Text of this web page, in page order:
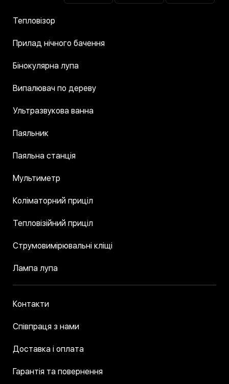
Тепловізор
Прилад нічного бачення
Бінокулярна лупа
Випалювач по дереву
Ультразвукова ванна
Паяльник
Паяльна станція
Мультиметр
Коліматорний приціл
Тепловізійний приціл
Струмовимірювальні кліщі
Лампа лупа
Контакти
Співпраця з нами
Доставка і оплата
Гарантія та повернення